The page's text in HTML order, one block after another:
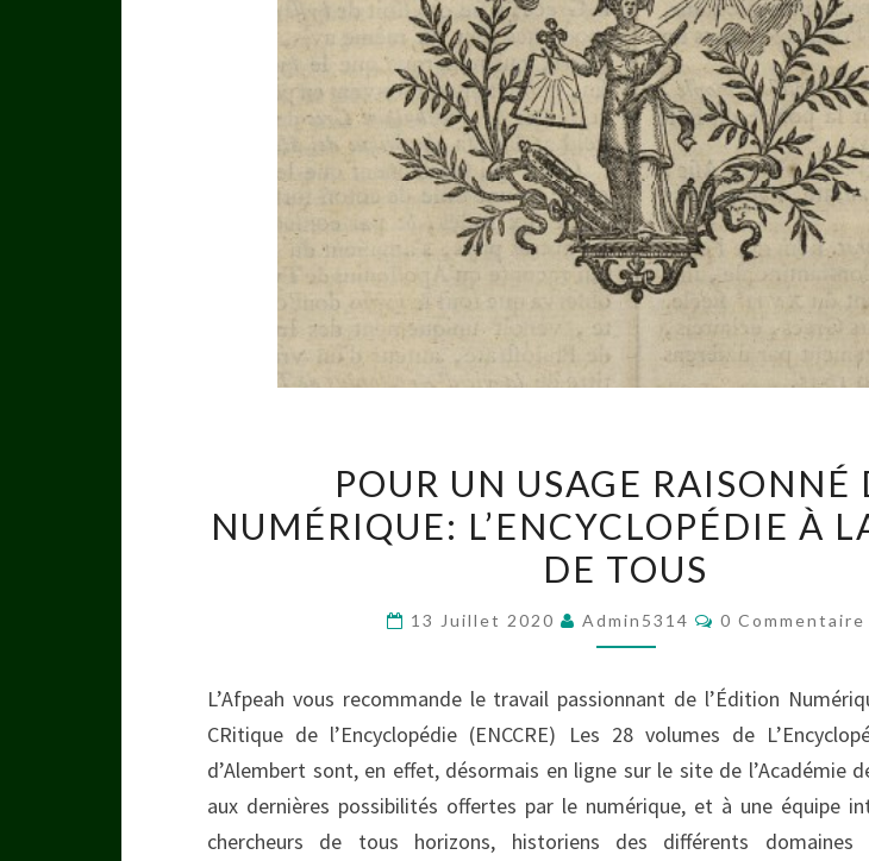
UN
USAGE
RAISONNÉ
NUMÉRIQUE:
À
LA
PORTÉE
DE
TOUS
POUR UN USAGE RAISONNÉ
NUMÉRIQUE: L’ENCYCLOPÉDIE À
DE TOUS
13 Juillet 2020 Admin5314 Commentaires
0 Commentaire
L’Afpeah vous recommande le travail passionnant de l’Édition
CRitique de l’Encyclopédie (ENCCRE) Les 28 volumes de
d’Alembert sont, en effet, désormais en ligne sur le site de l’Académie
aux dernières possibilités offertes par le numérique, et à une équipe
chercheurs de tous horizons, historiens des différents domaines